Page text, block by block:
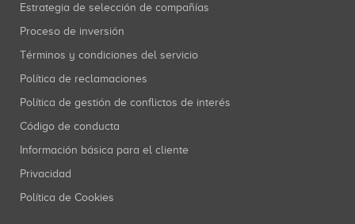
Estrategia de selección de compañías
Proceso de inversión
Términos y condiciones del servicio
Política de reclamaciones
Política de gestión de conflictos de interés
Código de conducta
Información básica para el cliente
Privacidad
Política de Cookies